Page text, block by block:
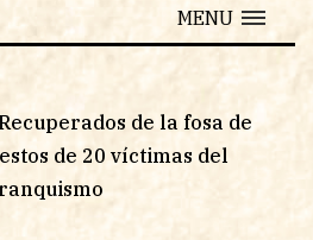
MENU
de la fosa de
de 20 víctimas del